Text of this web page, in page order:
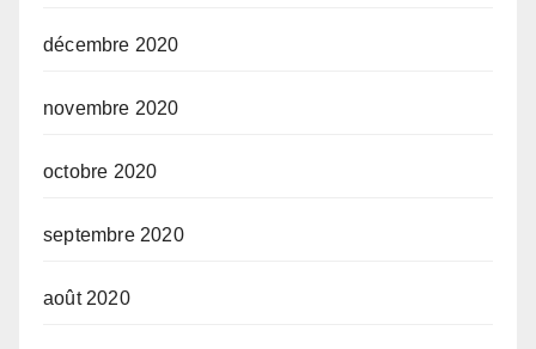
décembre 2020
novembre 2020
octobre 2020
septembre 2020
août 2020